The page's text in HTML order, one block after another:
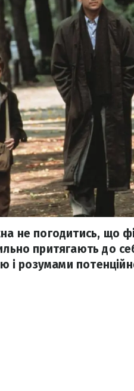
не погодитись, що
притягають до
і розумами